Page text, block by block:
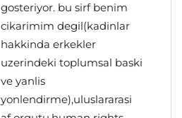
gosteriyor. bu sirf benim
cikarimim degil(kadinlar
hakkinda erkekler
uzerindeki toplumsal baski
ve yanlis
yonlendirme),uluslararasi